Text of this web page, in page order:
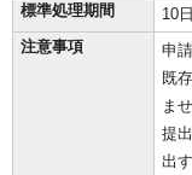
標準処理期間
10日
注意事項
申
既
ま
提
出